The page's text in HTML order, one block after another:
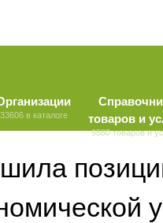
33606 в каталоге
товаров и
9580 товаров и